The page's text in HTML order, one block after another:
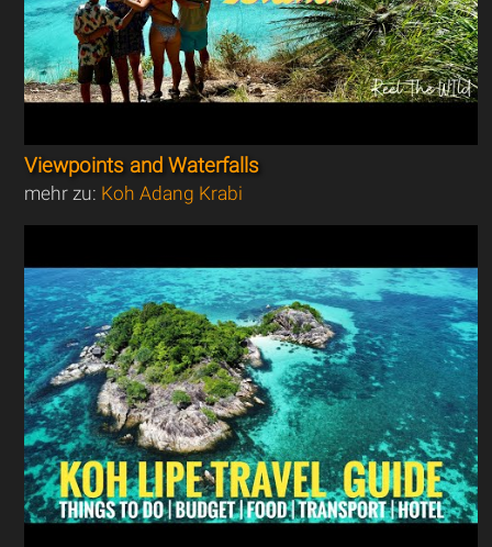
Viewpoints and Waterfalls
mehr zu: Koh Adang Krabi